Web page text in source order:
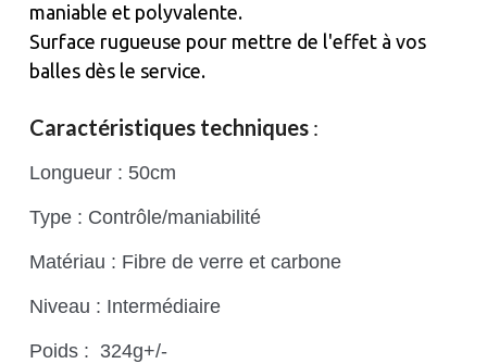
maniable et polyvalente.
Surface rugueuse pour mettre de l'effet à vos
balles dès le service.
Caractéristiques techniques :
Longueur : 50cm
Type : Contrôle/maniabilité
Matériau : Fibre de verre et carbone
Niveau : Intermédiaire
Poids : 324g+/-